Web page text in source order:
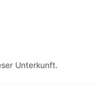
Unterkunft.